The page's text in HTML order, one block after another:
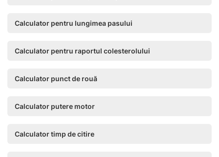
Calculator pentru lungimea pasului
Calculator pentru raportul colesterolului
Calculator punct de rouă
Calculator putere motor
Calculator timp de citire